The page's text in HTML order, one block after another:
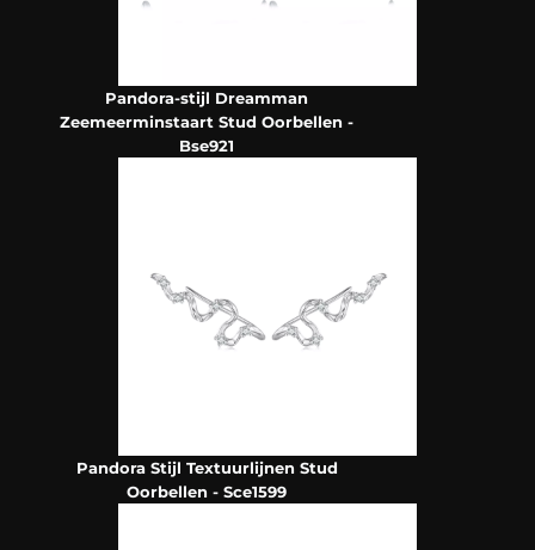
Pandora-stijl Dreamman
Zeemeerminstaart Stud Oorbellen -
Bse921
Pandora Stijl Textuurlijnen Stud
Oorbellen - Sce1599